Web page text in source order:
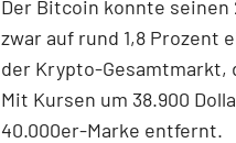
Der Bitcoin konnte
zwar auf rund 1,8 Prozent
der Krypto-Gesamtmarkt,
Mit Kursen um 38.900
40.000er-Marke entfernt.